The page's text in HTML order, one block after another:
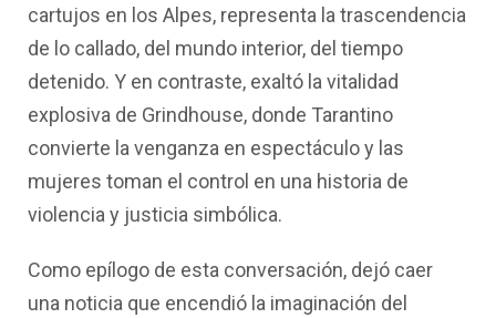
cartujos en los Alpes, representa la trascendencia
de lo callado, del mundo interior, del tiempo
detenido. Y en contraste, exaltó la vitalidad
explosiva de Grindhouse, donde Tarantino
convierte la venganza en espectáculo y las
mujeres toman el control en una historia de
violencia y justicia simbólica.
Como epílogo de esta conversación, dejó caer
una noticia que encendió la imaginación del